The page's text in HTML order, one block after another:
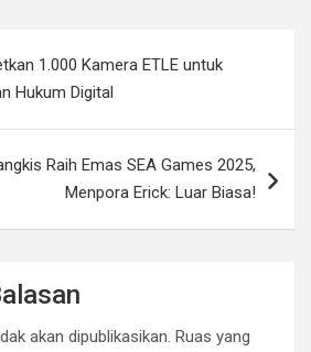
y
L
i
n
1.000 Kamera ETLE untuk
Hukum Digital
Raih Emas SEA Games 2025,
Menpora Erick: Luar Biasa!
akan dipublikasikan. Ruas yang